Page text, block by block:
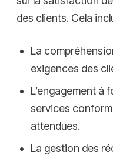
des clients. Cela
La
exigences des
L’engagement à
services
attendues.
La gestion des